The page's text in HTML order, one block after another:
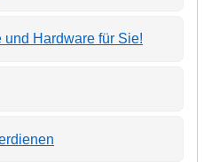
und Hardware für Sie!